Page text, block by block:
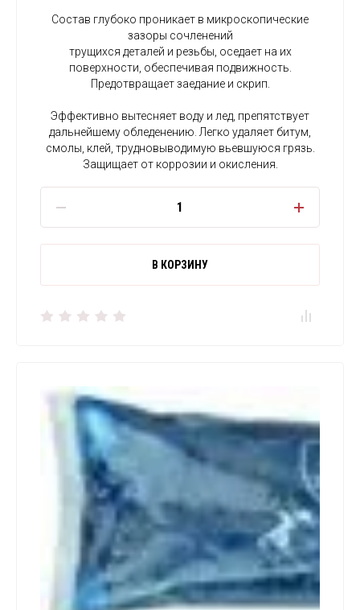
Состав глубоко проникает в микроскопические
зазоры сочленений
трущихся деталей и резьбы, оседает на их
поверхности, обеспечивая подвижность.
Предотвращает заедание и скрип.
Эффективно вытесняет воду и лед, препятствует
дальнейшему обледенению. Легко удаляет битум,
смолы, клей, трудновыводимую вьевшуюся грязь.
Защищает от коррозии и окисления.
В КОРЗИНУ